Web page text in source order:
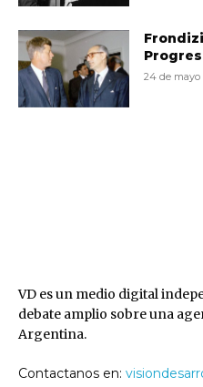
24 de mayo
VD es un medio digital
debate amplio sobre una
Argentina.
Contactanos en: